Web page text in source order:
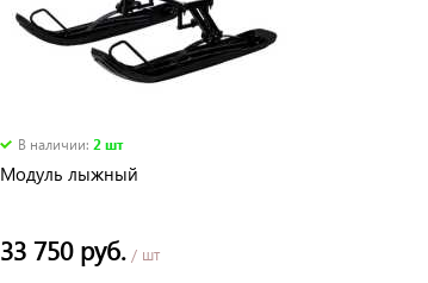
В наличии:2 шт
Модуль лыжный
33 750 руб. / шт